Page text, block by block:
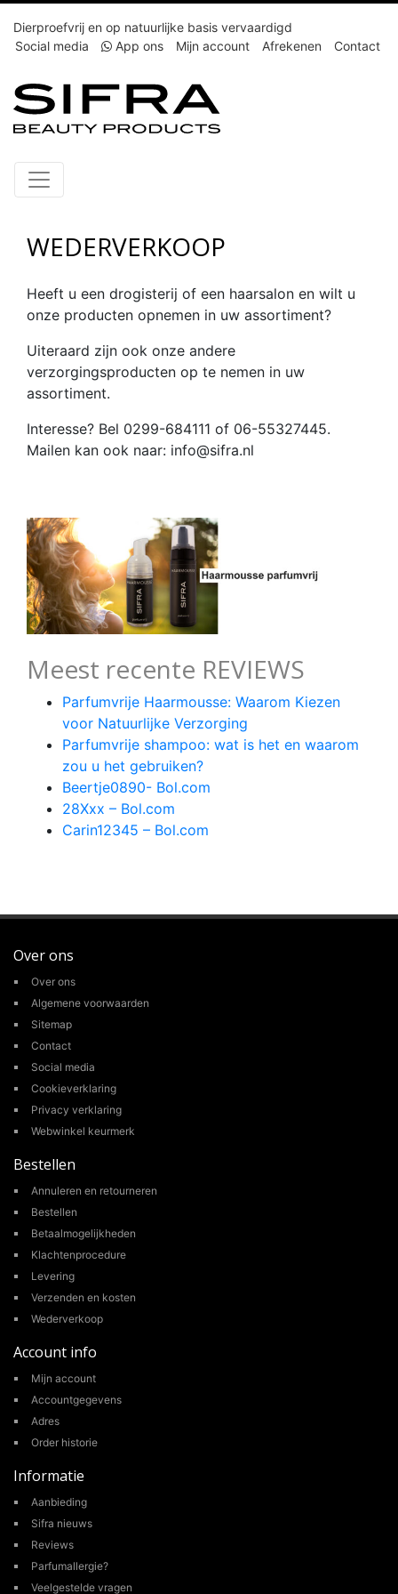
Dierproefvrij en op natuurlijke basis vervaardigd
Social media
App ons Mijn account Afrekenen Contact
WEDERVERKOOP
Heeft u een drogisterij of een haarsalon en wilt u
onze producten opnemen in uw assortiment?
Uiteraard zijn ook onze andere
verzorgingsproducten op te nemen in uw
assortiment.
Interesse? Bel 0299-684111 of 06-55327445.
Mailen kan ook naar: info@sifra.nl
Meest recente REVIEWS
Parfumvrije Haarmousse: Waarom Kiezen
voor Natuurlijke Verzorging
Parfumvrije shampoo: wat is het en waarom
zou u het gebruiken?
Beertje0890- Bol.com
28Xxx – Bol.com
Carin12345 – Bol.com
Over ons
Over ons
Algemene voorwaarden
Sitemap
Contact
Social media
Cookieverklaring
Privacy verklaring
Webwinkel keurmerk
Bestellen
Annuleren en retourneren
Bestellen
Betaalmogelijkheden
Klachtenprocedure
Levering
Verzenden en kosten
Wederverkoop
Account info
Mijn account
Accountgegevens
Adres
Order historie
Informatie
Aanbieding
Sifra nieuws
Reviews
Parfumallergie?
Veelgestelde vragen